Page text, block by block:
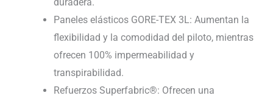
Paneles elásticos GORE-TEX 3L: Aumentan la
flexibilidad y la comodidad del piloto, mientras
ofrecen 100% impermeabilidad y
transpirabilidad.
Refuerzos Superfabric®: Ofrecen una